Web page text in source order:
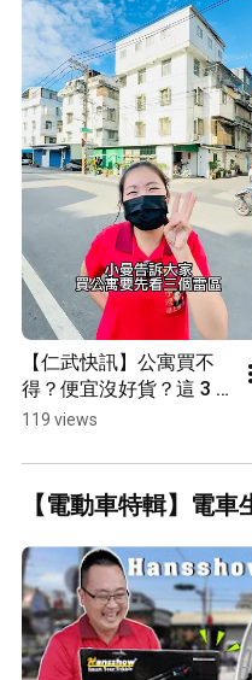
【仁武快訊】公寓買不
得？便宜沒好貨？這 3
大雷區買前先想清楚！
團隊  #小武線上賞屋
119 views
【電動車特輯】電